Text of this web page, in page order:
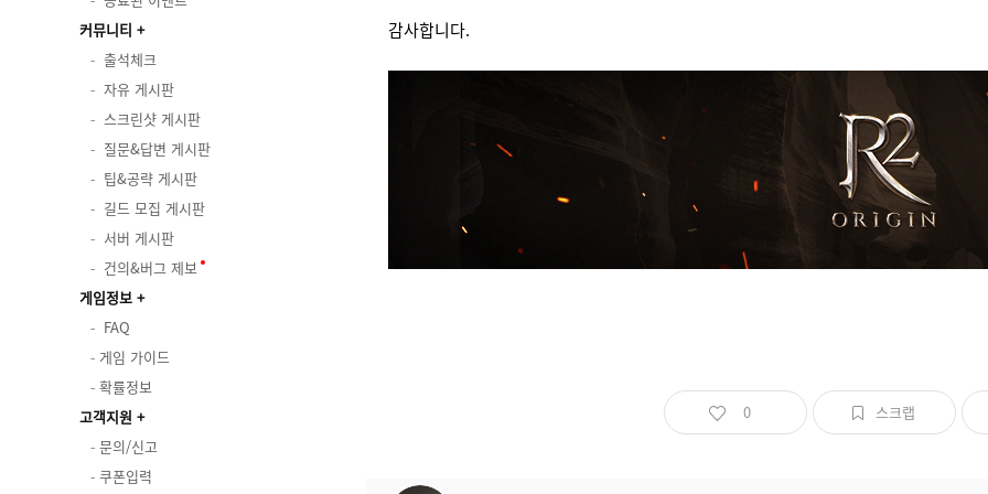
커뮤니티
출석체크
자유 게시판
스크린샷 게시판
질문&답변 게시판
팁&공략 게시판
길드 모집 게시판
서버 게시판
건의&버그 제보
게임정보
FAQ
게임 가이드
확률정보
고객지원
문의/신고
쿠폰입력
감사합니다.
0 스크랩